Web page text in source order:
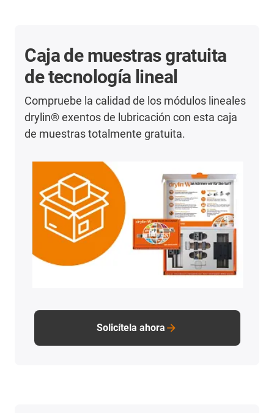
Caja de muestras gratuita
de tecnología lineal
Compruebe la calidad de los módulos lineales
drylin® exentos de lubricación con esta caja
de muestras totalmente gratuita.
Solicítela ahora